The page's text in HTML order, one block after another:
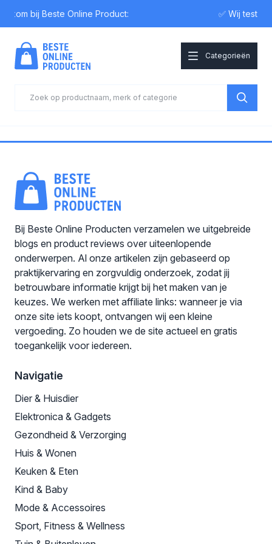
bij Beste Online Product: ✅ Wij testen
Categorieën
Bij Beste Online Producten verzamelen we uitgebreide
blogs en product reviews over uiteenlopende
onderwerpen. Al onze artikelen zijn gebaseerd op
praktijkervaring en zorgvuldig onderzoek, zodat jij
betrouwbare informatie krijgt bij het maken van je
keuzes. We werken met affiliate links: wanneer je via
onze site iets koopt, ontvangen wij een kleine
vergoeding. Zo houden we de site actueel en gratis
toegankelijk voor iedereen.
Navigatie
Dier & Huisdier
Elektronica & Gadgets
Gezondheid & Verzorging
Huis & Wonen
Keuken & Eten
Kind & Baby
Mode & Accessoires
Sport, Fitness & Wellness